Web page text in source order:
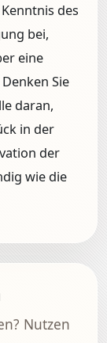
des
bei,
eine
Sie
daran,
in der
der
wie die
Nutzen